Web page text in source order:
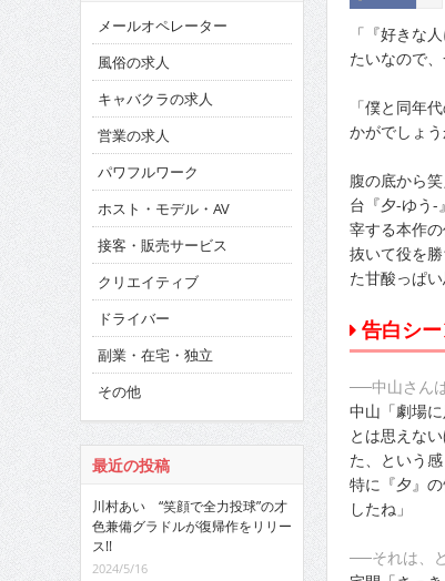
「『好きな
たいなので
「僕と同年
かがでしょ
腹の底から
台『夕-ゆう
宰する本作
抜いて役を
た甘酸っぱ
告白シ
──中山さん
中山「劇場
とは思えな
た、という
特に『夕』
したね」
──それは、
メールオペレーター
風俗の求人
キャバクラの求人
営業の求人
パワフルワーク
ホスト・モデル・AV
接客・販売サービス
クリエイティブ
ドライバー
副業・在宅・独立
その他
最近の投稿
川村あい “笑顔で全力投球”の才
色兼備グラドルが復帰作をリリー
ス!!
2024/5/16